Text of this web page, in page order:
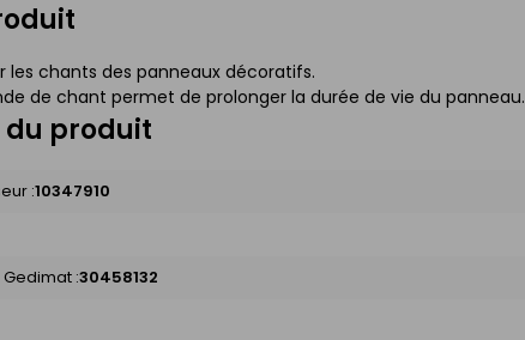
les chants des panneaux décoratifs.
de chant permet de prolonger la durée de vie du panneau.
produit
:10347910
:30458132